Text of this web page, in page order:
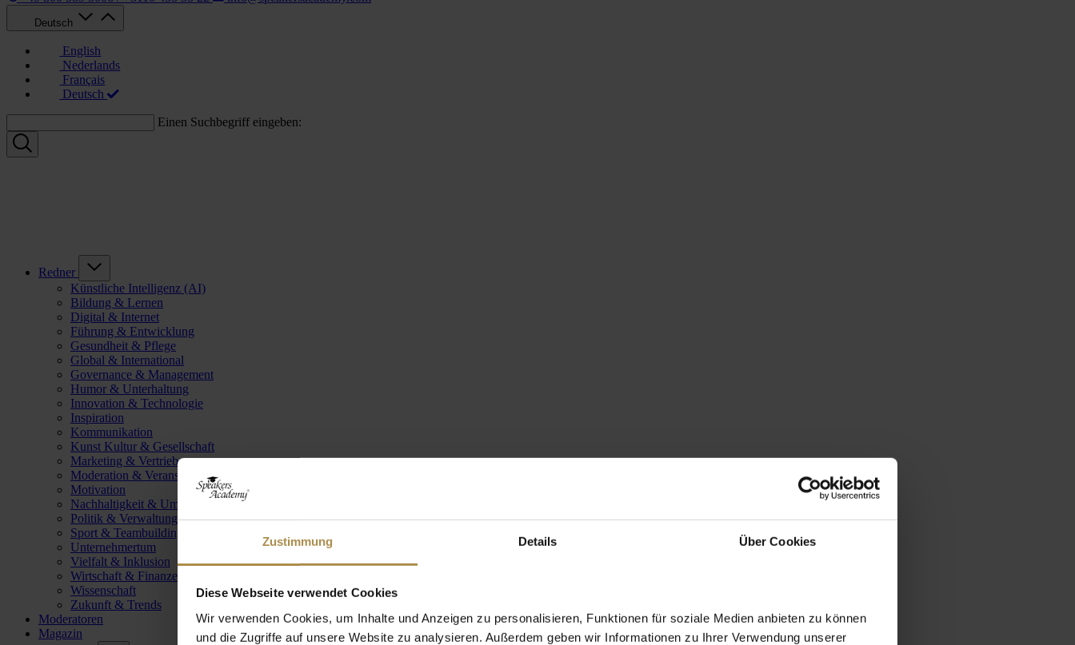
Zustimmung Details Über Cookies
Diese Webseite verwendet Cookies
Wir verwenden Cookies, um Inhalte und Anzeigen zu personalisieren, Funktionen für soziale Medien anbieten zu können
und die Zugriffe auf unsere Website zu analysieren. Außerdem geben wir Informationen zu Ihrer Verwendung unserer
Deutsch
English
Nederlands
Français
Deutsch
Einen Suchbegriff eingeben:
Redner
Künstliche Intelligenz (AI)
Bildung & Lernen
Digital & Internet
Führung & Entwicklung
Gesundheit & Pflege
Global & International
Governance & Management
Humor & Unterhaltung
Innovation & Technologie
Inspiration
Kommunikation
Kunst Kultur & Gesellschaft
Marketing & Vertrieb
Moderation & Veranstaltungsleitung
Motivation
Nachhaltigkeit & Umwelt
Politik & Verwaltung
Sport & Teambuilding
Unternehmertum
Vielfalt & Inklusion
Wirtschaft & Finanzen
Wissenschaft
Zukunft & Trends
Moderatoren
Magazin